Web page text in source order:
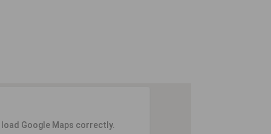
Google Maps correctly.